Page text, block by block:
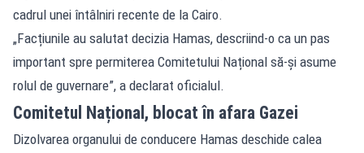
cadrul unei întâlniri recente de la Cairo.
„Facțiunile au salutat decizia Hamas, descriind-o ca un pas
important spre permiterea Comitetului Național să-și asume
rolul de guvernare”, a declarat oficialul.
Comitetul Național, blocat în afara Gazei
Dizolvarea organului de conducere Hamas deschide calea